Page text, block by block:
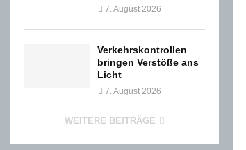
7. August 2026
Verkehrskontrollen
bringen Verstöße ans
Licht
7. August 2026
WEITERE BEITRÄGE